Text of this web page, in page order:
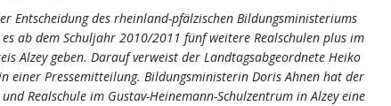
Entscheidung des rheinland-pfälzischen Bildungsministeriums
ab dem Schuljahr 2010/2011 fünf weitere Realschulen plus im
Alzey geben. Darauf verweist der Landtagsabgeordnete Heiko
einer Pressemitteilung. Bildungsministerin Doris Ahnen hat der
Realschule im Gustav-Heinemann-Schulzentrum in Alzey eine